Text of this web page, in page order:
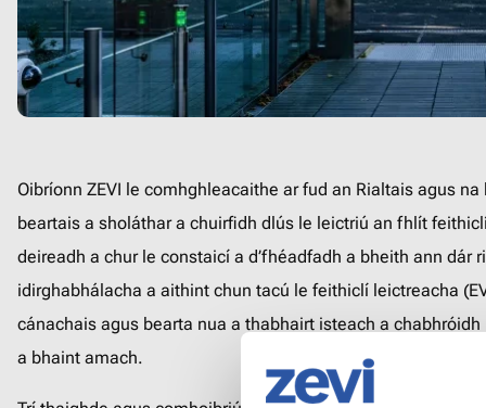
Oibríonn ZEVI le comhghleacaithe ar fud an Rialtais
chun beartais a sholáthar a chuirfidh dlús le leictriú
Cuimsíonn sé seo deireadh a chur le constaicí a
rialacháin phleanála, idirghabhálacha a aithint chun
(EV) laistigh den chóras cánachais agus bearta nua a
chabhróidh linn ár spriocanna aeráide a bhaint amach.